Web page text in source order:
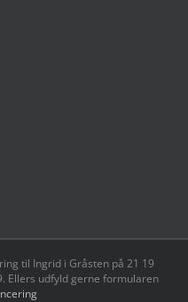
til Ingrid i Gråsten på 21 19
Ellers udfyld gerne formularen